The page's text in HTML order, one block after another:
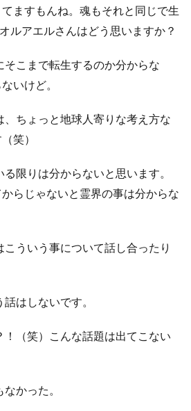
ますもんね。魂もそれと同じで生
ルアエルさんはどう思いますか？
そこまで転生するのか分からな
いけど。
、ちょっと地球人寄りな考え方な
笑）
る限りは分からないと思います。
らじゃないと霊界の事は分からな
こういう事について話し合ったり
話はしないです。
！（笑）こんな話題は出てこない
かった。